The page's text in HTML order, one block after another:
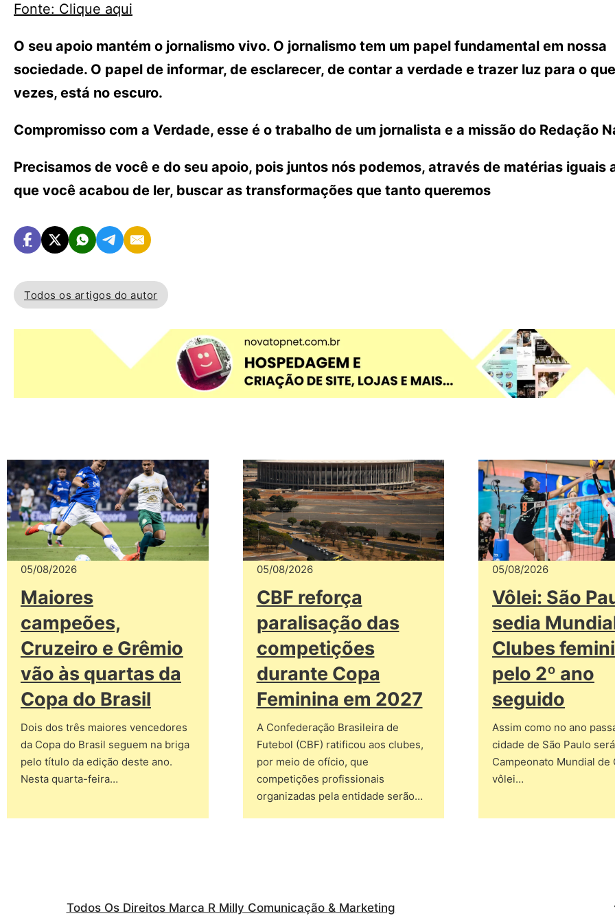
Fonte: Clique aqui
O seu apoio mantém o jornalismo vivo. O jornalismo tem um papel fundamental em nossa
sociedade. O papel de informar, de esclarecer, de contar a verdade e trazer luz para o
vezes, está no escuro.
Compromisso com a Verdade, esse é o trabalho de um jornalista e a missão do Redação
Precisamos de você e do seu apoio, pois juntos nós podemos, através de matérias iguais
que você acabou de ler, buscar as transformações que tanto queremos
Todos os artigos do autor
05/08/2026
Maiores
campeões,
Cruzeiro e Grêmio
vão às quartas da
Copa do Brasil
Dois dos três maiores vencedores
da Copa do Brasil seguem na briga
pelo título da edição deste ano.
Nesta quarta-feira…
05/08/2026
CBF reforça
paralisação das
competições
durante Copa
Feminina em 2027
A Confederação Brasileira de
Futebol (CBF) ratificou aos clubes,
por meio de ofício, que
competições profissionais
organizadas pela entidade serão…
05/08/2026
Vôlei: São
sedia
Clubes
pelo 2º ano
seguido
Assim como no ano
cidade de São Paulo
Campeonato Mundial de
vôlei…
Todos Os Direitos Marca R Milly Comunicação & Marketing